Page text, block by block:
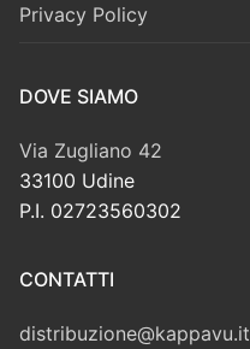
Privacy Policy
DOVE SIAMO
Via Zugliano 42
33100 Udine
P.I. 02723560302
CONTATTI
distribuzione@kappavu.it